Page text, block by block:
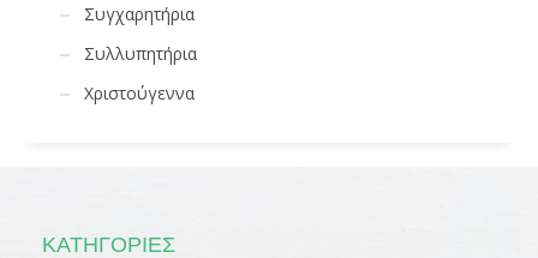
Συγχαρητήρια
Συλλυπητήρια
Χριστούγεννα
ΚΑΤΗΓΟΡΊΕΣ